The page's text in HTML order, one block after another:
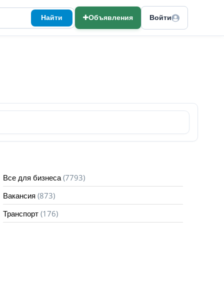
Найти Объявления Войти
Все для бизнеса (7793)
Вакансия (873)
Транспорт (176)